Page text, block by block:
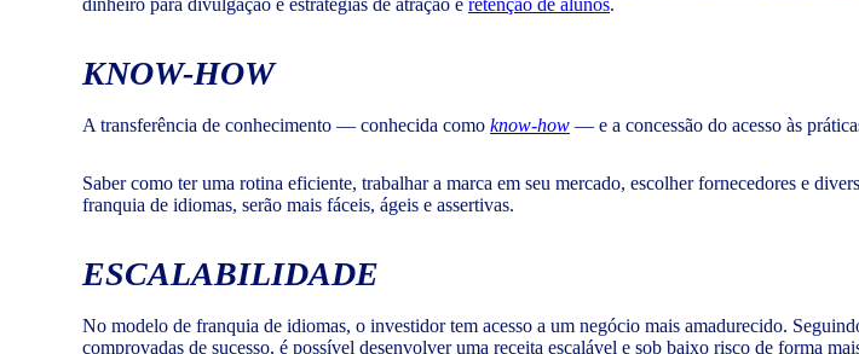
dinheiro para divulgação e estratégias de atração e retenção de alunos.
KNOW-HOW
A transferência de conhecimento — conhecida como know-how — e a concessão do acesso às
Saber como ter uma rotina eficiente, trabalhar a marca em seu mercado, escolher fornecedores e
franquia de idiomas, serão mais fáceis, ágeis e assertivas.
ESCALABILIDADE
No modelo de franquia de idiomas, o investidor tem acesso a um negócio mais amadurecido.
comprovadas de sucesso, é possível desenvolver uma receita escalável e sob baixo risco de forma